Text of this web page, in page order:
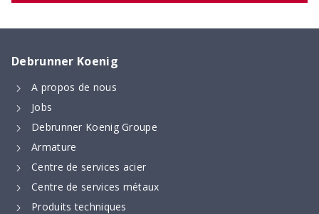
Longueurs de recouvrement et d’ancrage, ainsi
que dimensions minimales des formes de pliage –
calculées numériquement selon la nouvelle norme
SIA 262 (2025)
Debrunner Koenig
A propos de nous
Jobs
Debrunner Koenig Groupe
Armature
Centre de services acier
Centre de services métaux
Produits techniques